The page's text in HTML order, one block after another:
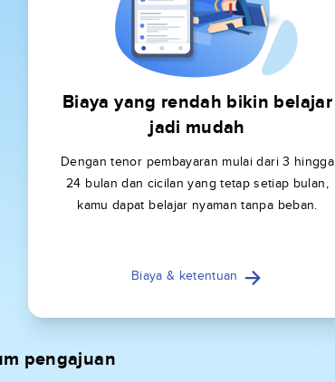
Biaya yang rendah bikin belajar
jadi mudah
Dengan tenor pembayaran mulai dari 3 hingga
24 bulan dan cicilan yang tetap setiap bulan,
kamu dapat belajar nyaman tanpa beban.
Biaya & ketentuan
pengajuan